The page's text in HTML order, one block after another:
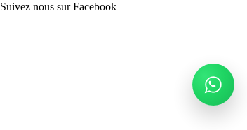
Suivez nous sur Facebook